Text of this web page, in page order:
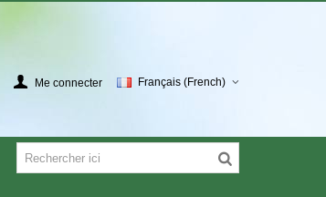
Me connecter Français (French)